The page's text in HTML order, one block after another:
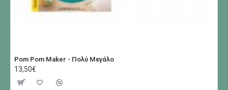
Pom Pom Maker - Πολύ Μεγάλο
13,50€